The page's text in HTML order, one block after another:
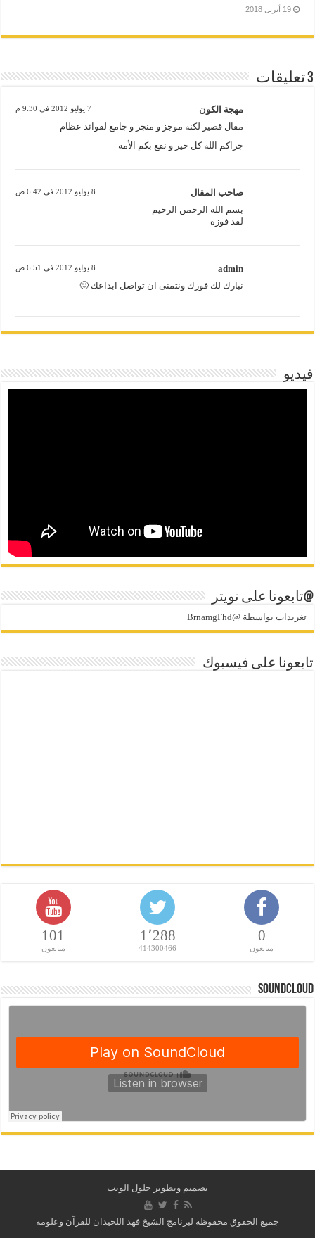
19 أبريل 2018
3 تعليقات
مهجة الكون 7 يوليو 2012 في 9:30 م
مقال قصير لكنه موجز و منجز و جامع لفوائد عظام
جزاكم الله كل خير و نفع بكم الأمة
صاحب المقال 8 يوليو 2012 في 6:42 ص
بسم الله الرحمن الرحيم
لقد فوزة
admin 8 يوليو 2012 في 6:51 ص
نبارك لك فوزك ونتمنى ان تواصل ابداعك 🙂
فيديو
@تابعونا على تويتر
تغريدات بواسطة @BrnamgFhd
تابعونا على فيسبوك
0
متابعون
1٬288
414300466
101
متابعون
SoundCloud
تصميم وتطوير حلول الويب
جميع الحقوق محفوظة لبرنامج الشيخ فهد اللحيدان للقرآن وعلومه